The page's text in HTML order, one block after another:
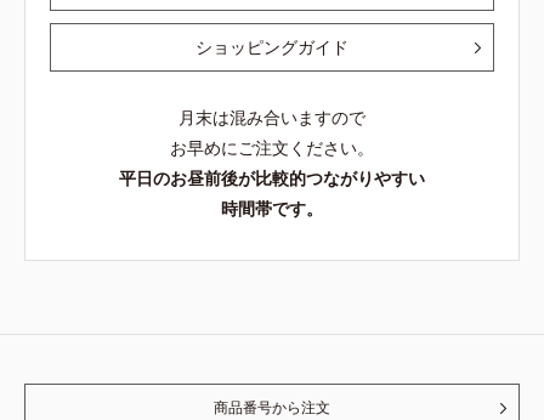
ショッピングガイド
月末は混み合いますので
お早めにご注文ください。
平日のお昼前後が比較的つながりやすい
時間帯です。
商品番号から注文